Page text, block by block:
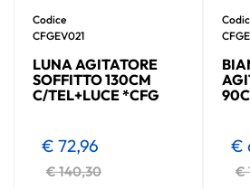
Codice
CFGEV021
LUNA AGITATORE
SOFFITTO 130CM
C/TEL+LUCE *CFG
€ 140,30
€ 72,96
€
€